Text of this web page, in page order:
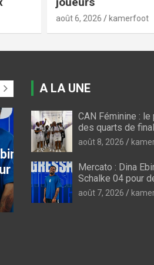
août 6, 2026 kamerfoot
CAN FEMININE 2026
CAN féminine 2026 :
briser la bête noire
nigériane, les
n’ont plus le choix
août 7, 2026 kamerfoot
A LA UNE
CAN Féminine : le
des quarts de
août 8, 2026
Mercato : Dina
Schalke 04 pour
août 7, 2026